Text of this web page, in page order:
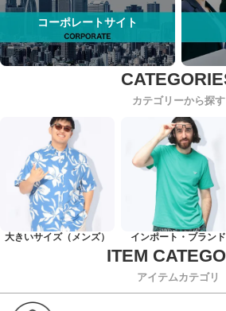
コーポレートサイト
カテゴリーから探す
大きいサイズ（メンズ） インポート・ブランド
アイテムカテゴリ